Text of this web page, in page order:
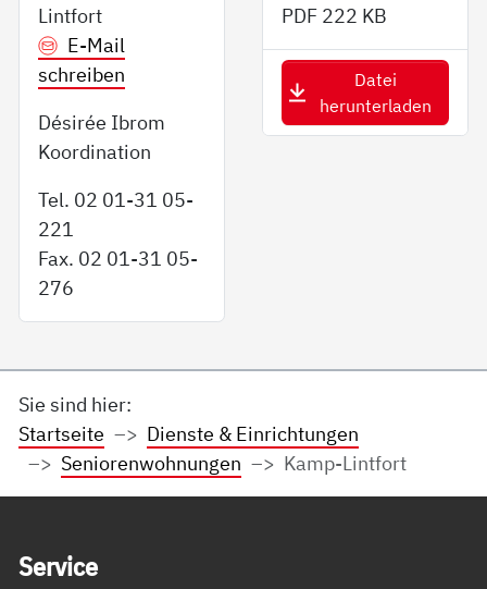
Lintfort
E-Mail
schreiben
Désirée Ibrom
Koordination
Tel. 02 01-31 05-
221
Fax. 02 01-31 05-
276
PDF 222 KB
Datei
herunterladen
Sie sind hier:
Startseite
Dienste & Einrichtungen
Seniorenwohnungen
Kamp-Lintfort
Ser­vice